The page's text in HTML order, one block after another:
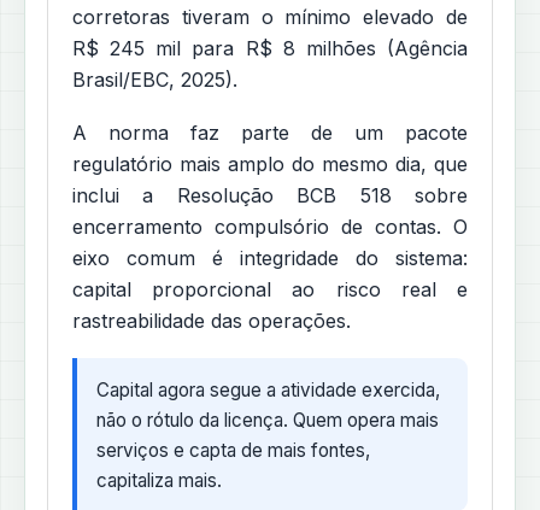
corretoras tiveram o mínimo elevado de
R$ 245 mil para R$ 8 milhões (Agência
Brasil/EBC, 2025).
A norma faz parte de um pacote
regulatório mais amplo do mesmo dia, que
inclui a Resolução BCB 518 sobre
encerramento compulsório de contas. O
eixo comum é integridade do sistema:
capital proporcional ao risco real e
rastreabilidade das operações.
Capital agora segue a atividade exercida,
não o rótulo da licença. Quem opera mais
serviços e capta de mais fontes,
capitaliza mais.